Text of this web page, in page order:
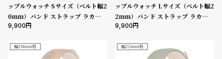
ップルウォッチ Sサイズ（ベルト幅2
0mm）バンド ストラップ ラカンド
ン ブラック レザー ［対応ケース：3
（series10以降）］
9,900
ップルウォッチ Lサイズ（ベルト幅2
2mm）バンド ストラップ ラカンド
ン ダークブラウン レザー ［対応ケ
9mm、Ultra］
9,900
幅20mm用 幅22mm用